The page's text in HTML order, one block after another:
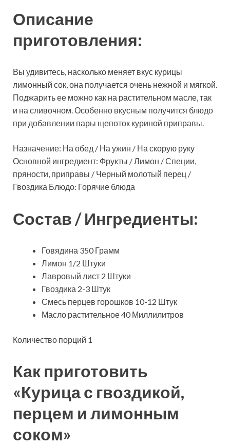
Описание
приготовления:
Вы удивитесь, насколько меняет вкус курицы
лимонный сок, она получается очень нежной и мягкой.
Поджарить ее можно как на растительном масле, так
и на сливочном. Особенно вкусным получится блюдо
при добавлении пары щепоток куриной приправы.
Назначение: На обед / На ужин / На скорую руку
Основной ингредиент: Фрукты / Лимон / Специи,
пряности, приправы / Черный молотый перец /
Гвоздика Блюдо: Горячие блюда
Состав / Ингредиенты:
Говядина 350 Грамм
Лимон 1/2 Штуки
Лавровый лист 2 Штуки
Гвоздика 2-3 Штук
Смесь перцев горошков 10-12 Штук
Масло растительное 40 Миллилитров
Количество порций 1
Как приготовить
«Курица с гвоздикой,
перцем и лимонным
соком»